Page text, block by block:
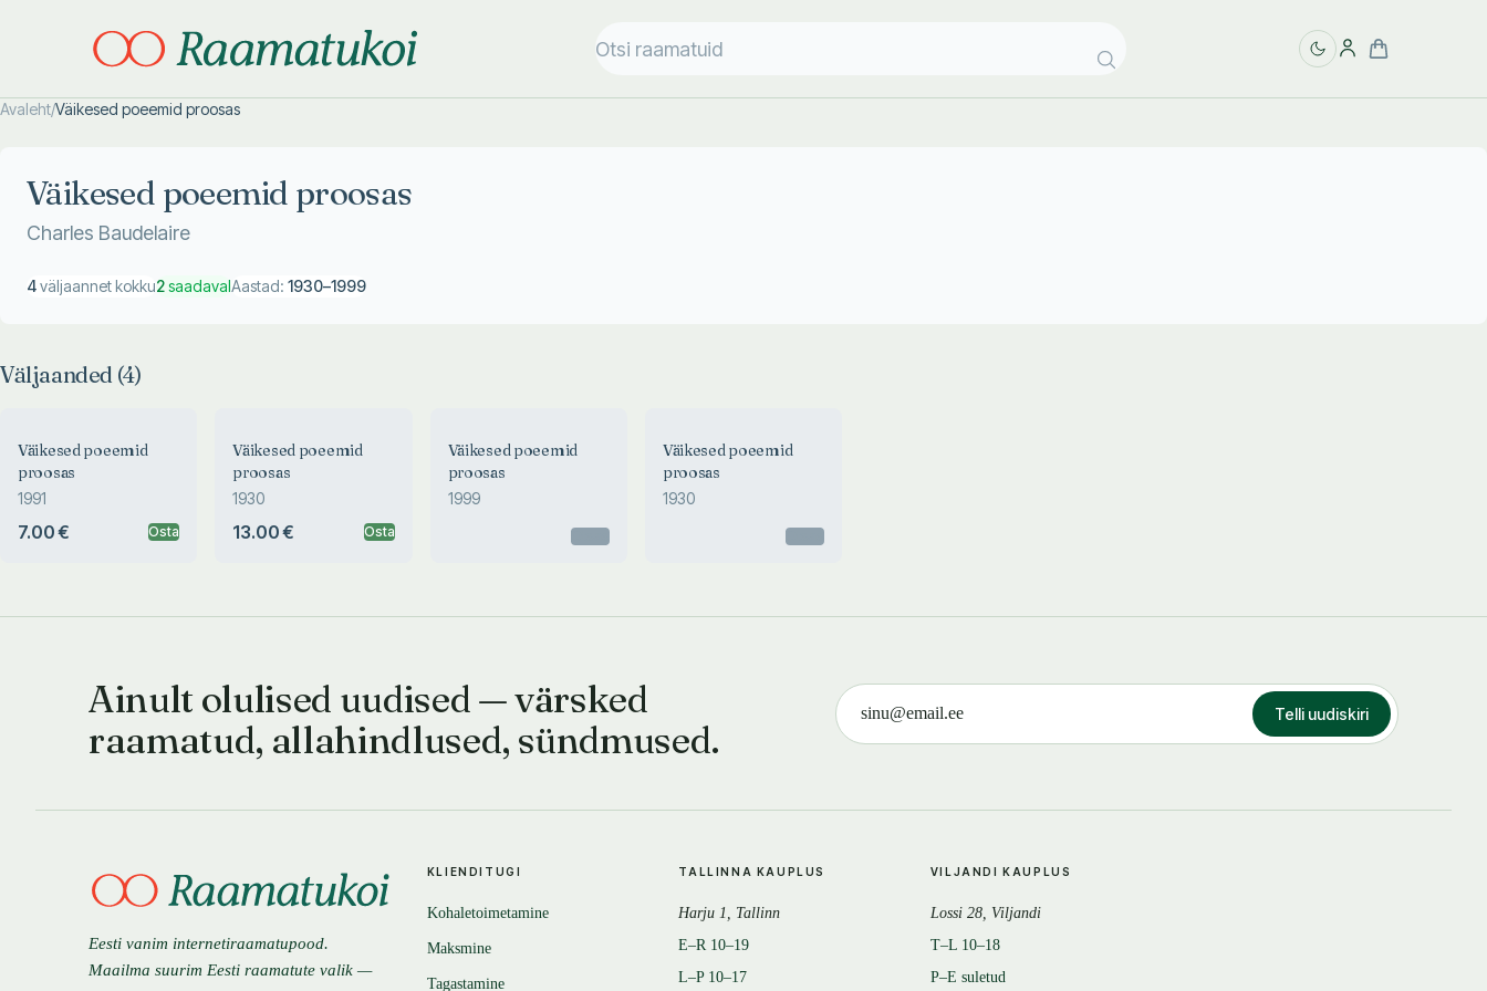
Avaleht/Väikesed poeemid proosas
Väikesed poeemid proosas
Charles Baudelaire
4väljaannet kokku2saadavalAastad: 1930–1999
Väljaanded (4)
Väikesed poeemid
proosas
1991
7.00 € Osta
Väikesed poeemid
proosas
1930
13.00 € Osta
Väikesed poeemid
proosas
1999
Väikesed poeemid
proosas
1930
Ainult olulised uudised — värsked
raamatud, allahindlused, sündmused.
Telli uudiskiri
Eesti vanim internetiraamatupood.
Maailma suurim Eesti raamatute valik —
KLIENDITUGI
Kohaletoimetamine
Maksmine
Tagastamine
TALLINNA KAUPLUS
Harju 1, Tallinn
E–R 10–19
L–P 10–17
VILJANDI KAUPLUS
Lossi 28, Viljandi
T–L 10–18
P–E suletud